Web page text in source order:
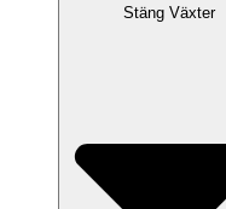
Stäng Växter